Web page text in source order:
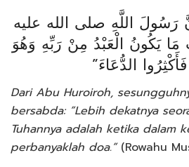
رَسُولَ اللَّهِ صلى الله عليه
يَكُونُ الْعَبْدُ مِنْ رَبِّهِ وَهُوَ
الدُّعَاءَ”
Dari Abu Huroiroh,
bersabda: ”Lebih dekatnya
Tuhannya adalah ketika dalam
perbanyaklah doa.”(Rowahu